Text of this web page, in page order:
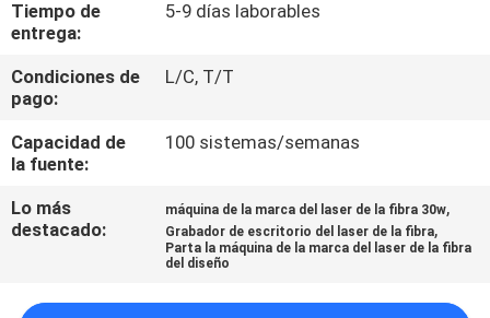
CONTROL
DE
CALIDAD
CONTÁCTENOS
SOLICITAR
PRESUPUESTO
Tiempo de
entrega:
5-9 días laborables
Condiciones de
pago:
L/C, T/T
Capacidad de
la fuente:
100 sistemas/semanas
Lo más
destacado:
máquina de la marca del laser de la fibra 30w,
Grabador de escritorio del laser de la fibra,
Parta la máquina de la marca del laser de la fibra
del diseño